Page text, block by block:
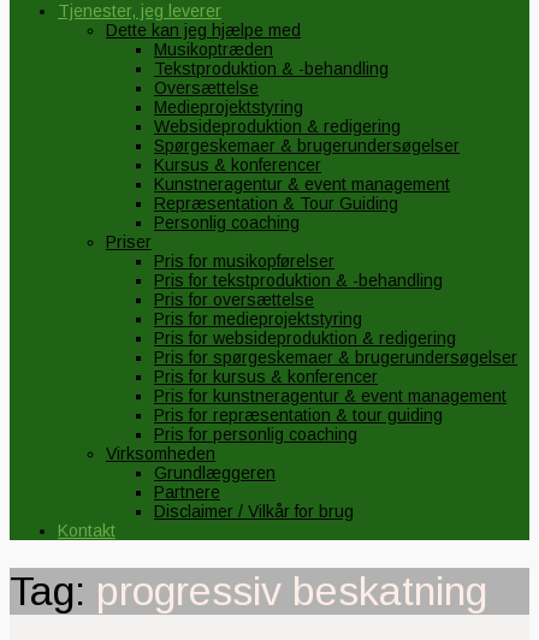
Tjenester, jeg leverer
Dette kan jeg hjælpe med
Musikoptræden
Tekstproduktion & -behandling
Oversættelse
Medieprojektstyring
Websideproduktion & redigering
Spørgeskemaer & brugerundersøgelser
Kursus & konferencer
Kunstneragentur & event management
Repræsentation & Tour Guiding
Personlig coaching
Priser
Pris for musikopførelser
Pris for tekstproduktion & -behandling
Pris for oversættelse
Pris for medieprojektstyring
Pris for websideproduktion & redigering
Pris for spørgeskemaer & brugerundersøgelser
Pris for kursus & konferencer
Pris for kunstneragentur & event management
Pris for repræsentation & tour guiding
Pris for personlig coaching
Virksomheden
Grundlæggeren
Partnere
Disclaimer / Vilkår for brug
Kontakt
Tag: progressiv beskatning